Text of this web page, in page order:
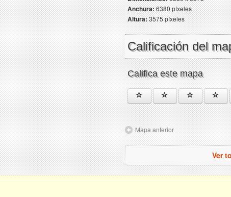
Anchura:6380 píxeles
Altura:3575 píxeles
Calificación del
Califica este mapa
Mapa anterior
Ver